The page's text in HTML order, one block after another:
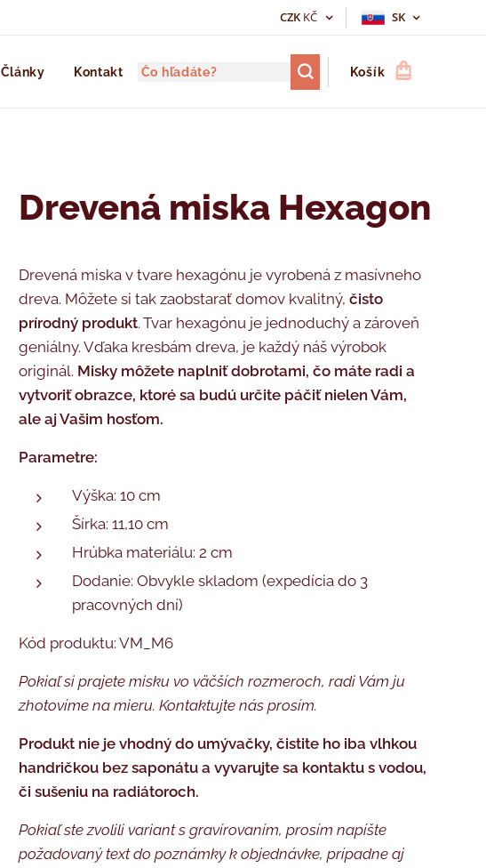
CZK KČ SK
Články Kontakt Košík
Drevená miska Hexagon
Drevená miska v tvare hexagónu je vyrobená z masívneho
dreva. Môžete si tak zaobstarať domov kvalitný,čisto
prírodný produkt. Tvar hexagónu je jednoduchý a zároveň
geniálny. Vďaka kresbám dreva, je každý náš výrobok
originál. Misky môžete naplniť dobrotami, čo máte radi a
vytvoriť obrazce, ktoré sa budú určite páčiť nielen Vám,
ale aj Vašim hosťom.
Parametre:
Výška: 10 cm
Šírka: 11,10 cm
Hrúbka materiálu: 2 cm
Dodanie: Obvykle skladom (expedícia do 3
pracovných dní)
Kód produktu: VM_M6
Pokiaľ si prajete misku vo väčších rozmeroch, radi Vám ju
zhotovíme na mieru. Kontaktujte nás prosím.
Produkt nie je vhodný do umývačky, čistite ho iba vlhkou
handričkou bez saponátu a vyvarujte sa kontaktu s vodou,
či sušeniu na radiátoroch.
Pokiaľ ste zvolili variant s gravírovaním, prosím napíšte
požadovaný text do poznámky k objednávke, prípadne aj